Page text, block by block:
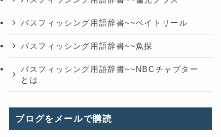
バスフィッシング用語辞書~~ベイトリール
バスフィッシング用語辞書~~魚探
バスフィッシング用語辞書~~NBCチャプター
とは
ブログをメールで購読